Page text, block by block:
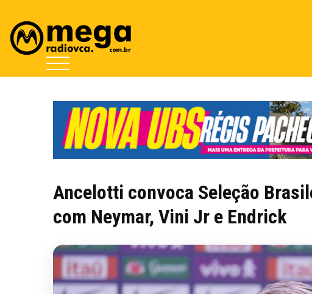
Ancelotti convoca Seleção
com Neymar, Vini Jr e Endrick